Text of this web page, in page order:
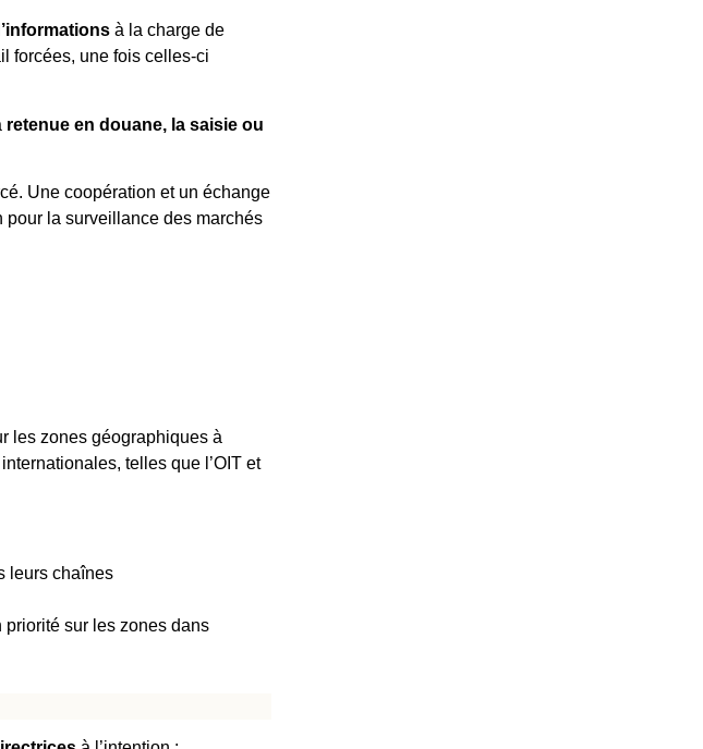
à la charge de
forcées, une fois celles-ci
retenue en douane, la saisie ou
Une coopération et un échange
pour la surveillance des marchés
les zones géographiques à
telles que l’OIT et
leurs chaînes
sur les zones dans